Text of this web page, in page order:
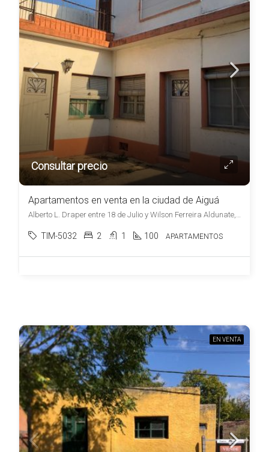
Consultar precio
Apartamentos en venta en la ciudad de Aiguá
Alberto L. Draper entre 18 de Julio y Wilson Ferreira Aldunate, , Aiguá
TIM-5032 2 1 100 APARTAMENTOS
EN VENTA